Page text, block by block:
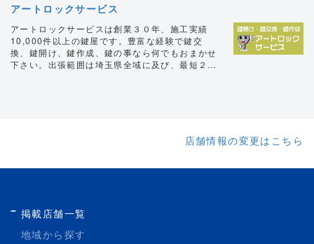
アートロックサービス
アートロックサービスは創業３０年、施工実績
10,000件以上の鍵屋です。豊富な経験で鍵交
換、鍵開け、鍵作成、鍵の事なら何でもおまかせ
下さい。出張範囲は埼玉県全域に及び、最短２０
店舗情報の変更はこちら
掲載店舗一覧
地域から探す